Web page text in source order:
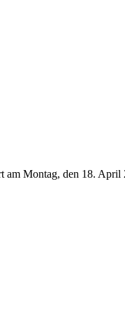
am Montag, den 18. April